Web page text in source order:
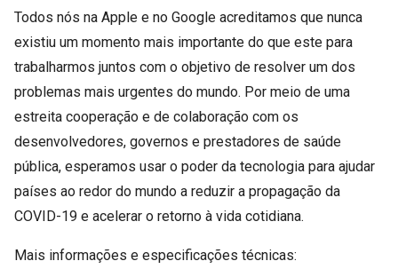
Todos nós na Apple e no Google acreditamos que nunca
existiu um momento mais importante do que este para
trabalharmos juntos com o objetivo de resolver um dos
problemas mais urgentes do mundo. Por meio de uma
estreita cooperação e de colaboração com os
desenvolvedores, governos e prestadores de saúde
pública, esperamos usar o poder da tecnologia para ajudar
países ao redor do mundo a reduzir a propagação da
COVID-19 e acelerar o retorno à vida cotidiana.
Mais informações e especificações técnicas: